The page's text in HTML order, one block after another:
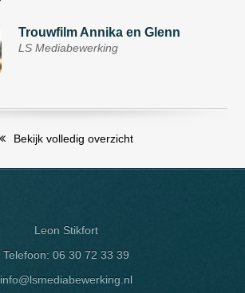
Trouwfilm Annika en Glenn
LS Mediabewerking
Bekijk volledig overzicht
Leon Stikfort
Telefoon: 06 30 72 33 39
info@lsmediabewerking.nl